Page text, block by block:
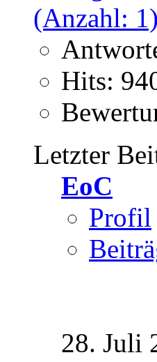
Hits:
Letzter
EoC
Profil
28. Juli